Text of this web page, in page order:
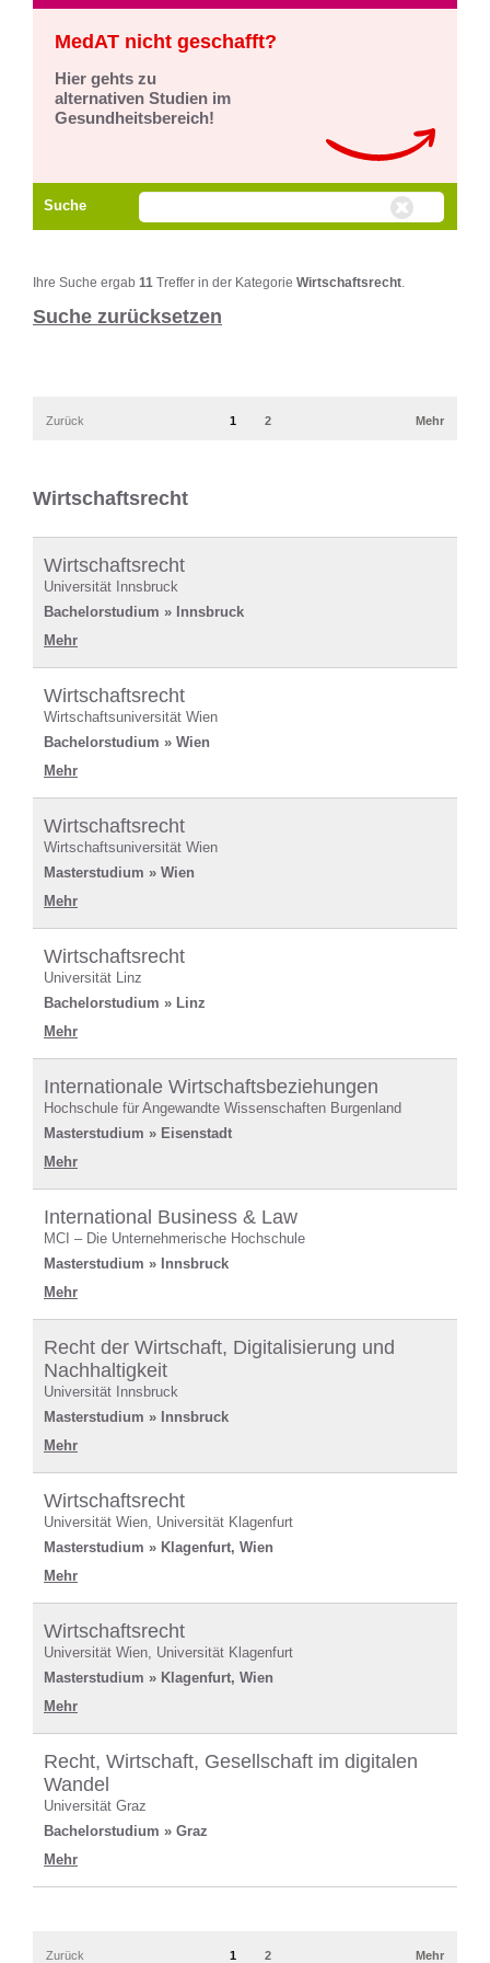
MedAT nicht geschafft?
Hier gehts zu
alternativen Studien im
Gesundheitsbereich!
Suche
Ihre Suche ergab 11 Treffer in der Kategorie Wirtschaftsrecht
Suche zurücksetzen
Zurück 1 2 Mehr
Wirtschaftsrecht
Wirtschaftsrecht
Universität Innsbruck
Bachelorstudium » Innsbruck
Mehr
Wirtschaftsrecht
Wirtschaftsuniversität Wien
Bachelorstudium » Wien
Mehr
Wirtschaftsrecht
Wirtschaftsuniversität Wien
Masterstudium » Wien
Mehr
Wirtschaftsrecht
Universität Linz
Bachelorstudium » Linz
Mehr
Internationale Wirtschaftsbeziehungen
Hochschule für Angewandte Wissenschaften Burgenland
Masterstudium » Eisenstadt
Mehr
International Business & Law
MCI – Die Unternehmerische Hochschule
Masterstudium » Innsbruck
Mehr
Recht der Wirtschaft, Digitalisierung und
Nachhaltigkeit
Universität Innsbruck
Masterstudium » Innsbruck
Mehr
Wirtschaftsrecht
Universität Wien, Universität Klagenfurt
Masterstudium » Klagenfurt, Wien
Mehr
Wirtschaftsrecht
Universität Wien, Universität Klagenfurt
Masterstudium » Klagenfurt, Wien
Mehr
Recht, Wirtschaft, Gesellschaft im digitalen
Wandel
Universität Graz
Bachelorstudium » Graz
Mehr
Zurück 1 2 Mehr